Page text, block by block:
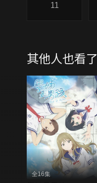
11
其他人也看了
全16集